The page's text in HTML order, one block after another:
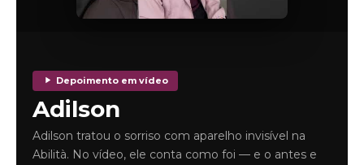
Depoimento em vídeo
Adilson
Adilson tratou o sorriso com aparelho invisível na
Abilità. No vídeo, ele conta como foi — e o antes e